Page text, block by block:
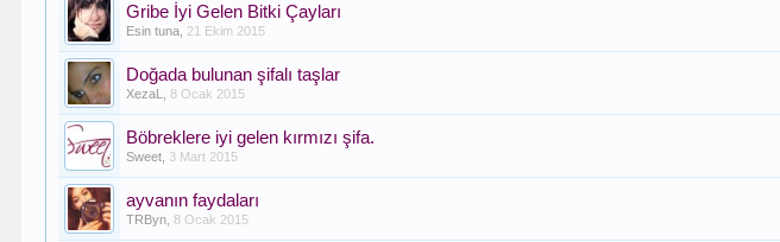
Gribe İyi Gelen Bitki Çayları
Esin tuna 21 Ekim 2015
Doğada bulunan şifalı taşlar
XezaL ,8 Ocak 2015
Böbreklere iyi gelen kırmızı şifa.
Sweet 3 Mart 2015
ayvanın faydaları
TRByn ,8 Ocak 2015